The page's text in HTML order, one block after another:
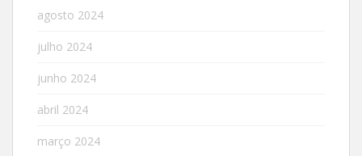
agosto 2024
julho 2024
junho 2024
abril 2024
março 2024